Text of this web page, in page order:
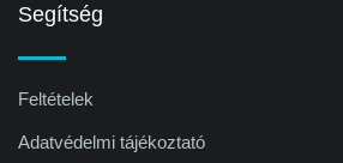
Segítség
Feltételek
Adatvédelmi tájékoztató